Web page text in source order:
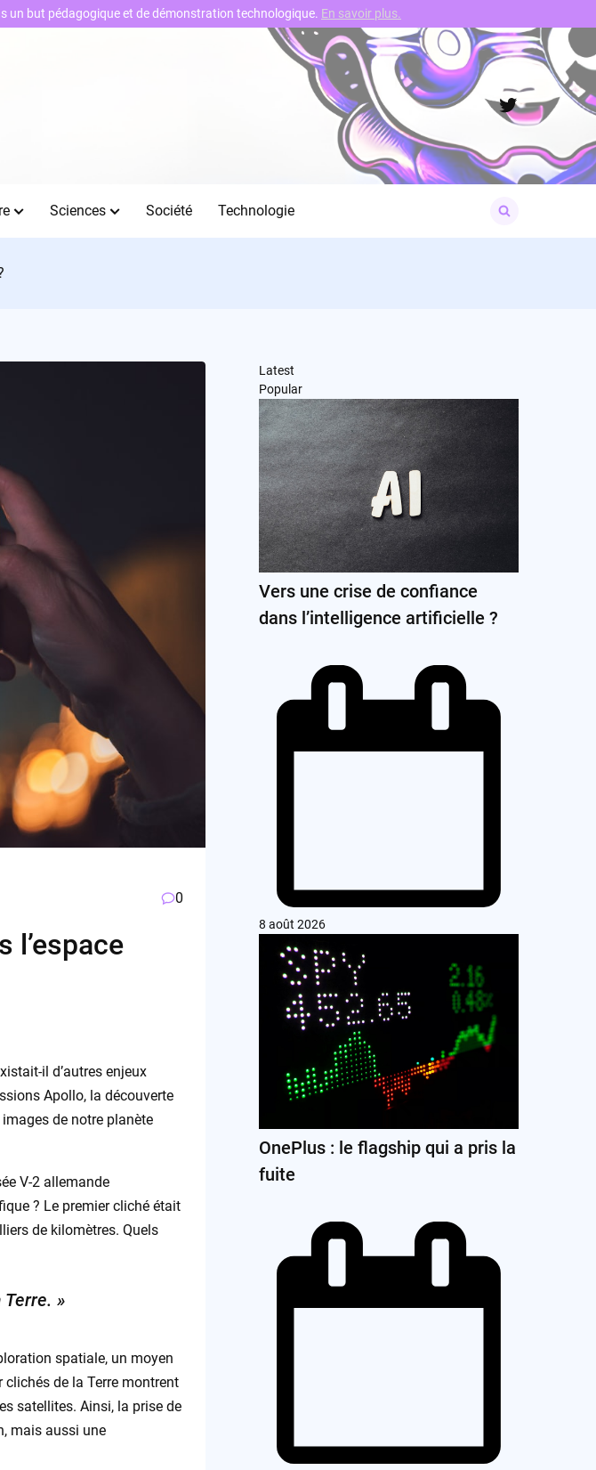
Twitter
Sciences Société Technologie
for:
0
l’espace
il d’autres enjeux
Apollo, la découverte
de notre planète
V-2 allemande
? Le premier cliché était
de kilomètres. Quels
»
spatiale, un moyen
de la Terre montrent
satellites. Ainsi, la prise de
mais aussi une
Latest
Popular
Vers une crise de confiance
dans l’intelligence artificielle ?
8 août 2026
OnePlus : le flagship qui a pris la
fuite
un but pédagogique et de démonstration technologique. En savoir plus.